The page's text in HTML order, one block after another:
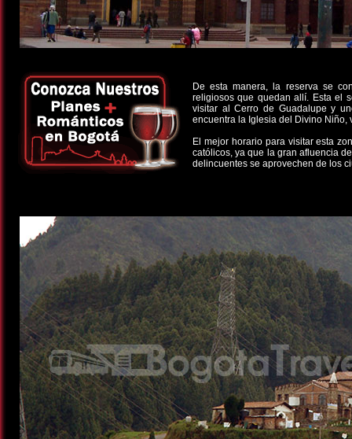
De esta manera, la reserva se
religiosos que quedan allí. Esta el
visitar al Cerro de Guadalupe y
encuentra la Iglesia del Divino Niño,
El mejor horario para visitar esta
católicos, ya que la gran afluencia
delincuentes se aprovechen de los